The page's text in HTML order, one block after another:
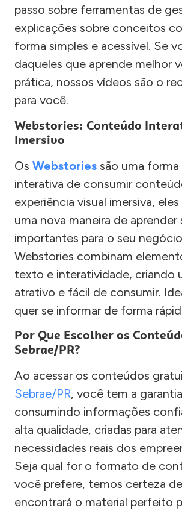
passo sobre ferramentas de
explicações sobre conceitos
forma simples e acessível. Se
daqueles que aprende melhor
prática, nossos vídeos são o
para você.
Webstories: Conteúdo
Imersivo
Os Webstories são uma
interativa de consumir
experiência visual imersiva,
uma nova maneira de aprender
importantes para o seu
Webstories combinam
texto e interatividade, criando
atrativo e fácil de consumir.
quer se informar de forma
Por Que Escolher os
Sebrae/PR?
Ao acessar os conteúdos
Sebrae/PR, você tem a
consumindo informações
alta qualidade, criadas para
necessidades reais dos
Seja qual for o formato de
você prefere, temos certeza
encontrará o material perfeito